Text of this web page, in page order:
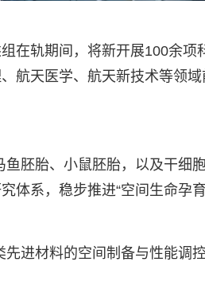
在轨期间，将新开展100余
航天医学、航天新技术等领
胚胎、小鼠胚胎，以及干细
体系，稳步推进“空间生命孕
进材料的空间制备与性能调